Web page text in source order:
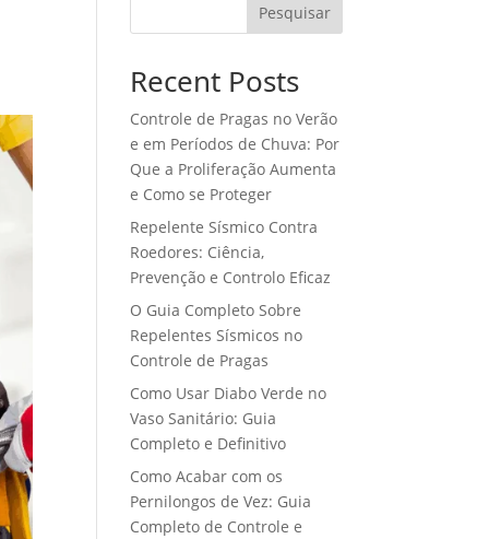
Pesquisar
Recent Posts
Controle de Pragas no Verão
e em Períodos de Chuva: Por
Que a Proliferação Aumenta
e Como se Proteger
Repelente Sísmico Contra
Roedores: Ciência,
Prevenção e Controlo Eficaz
O Guia Completo Sobre
Repelentes Sísmicos no
Controle de Pragas
Como Usar Diabo Verde no
Vaso Sanitário: Guia
Completo e Definitivo
Como Acabar com os
Pernilongos de Vez: Guia
Completo de Controle e